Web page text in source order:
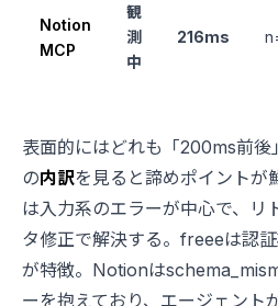
Notion
MCP
観
測
中
216ms
表面的にはどれも「200ms前後
の内訳を見ると諦めポイント
は入力系のエラーが中心で、リ
タ修正で解決する。freeeは認
が特徴。Notionは
ーを抱えており、エージェント